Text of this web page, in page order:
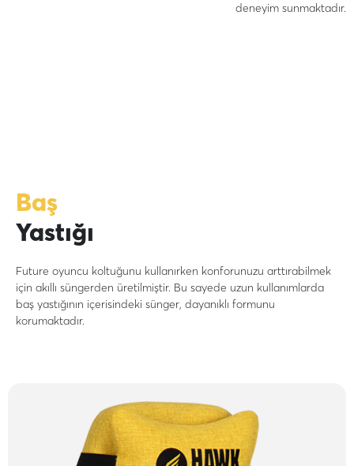
deneyim sunmaktadır.
Baş
Yastığı
Future oyuncu koltuğunu kullanırken konforunuzu arttırabilmek
için akıllı süngerden üretilmiştir. Bu sayede uzun kullanımlarda
baş yastığının içerisindeki sünger, dayanıklı formunu
korumaktadır.